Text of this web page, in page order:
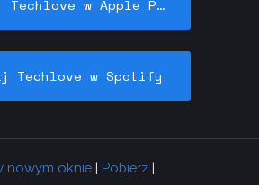
Słuchaj Techlove w Apple Podcasts
Techlove w Spotify
nowym oknie | Pobierz |